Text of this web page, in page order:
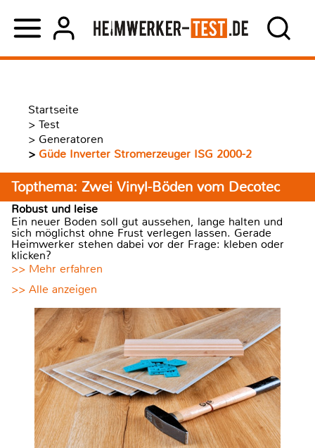
Startseite
> Test
> Generatoren
> Güde Inverter Stromerzeuger ISG 2000-2
Topthema: Zwei Vinyl-Böden vom Decotec
Robust und leise
Ein neuer Boden soll gut aussehen, lange halten und
sich möglichst ohne Frust verlegen lassen. Gerade
Heimwerker stehen dabei vor der Frage: kleben oder
klicken?
>> Mehr erfahren
>> Alle anzeigen